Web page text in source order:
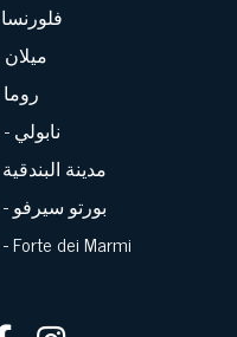
- فلورنسا
- ميلان
- روما
- نابولي
- مدينة البندقية
- بورتو سيرفو
- Forte dei Marmi